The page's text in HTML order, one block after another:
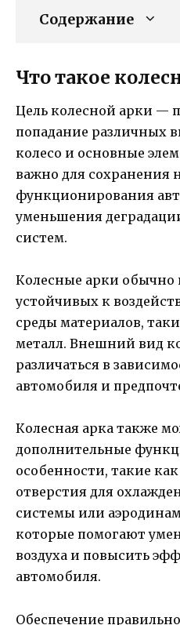
Содержание
Что такое
Цель колесной арки —
попадание различных
колесо и основные
важно для сохранения
функционирования
уменьшения
систем.
Колесные арки обычно
устойчивых к
среды материалов,
металл. Внешний вид
различаться в
автомобиля и
Колесная арка также
дополнительные
особенности, такие
отверстия для
системы или
которые помогают
воздуха и повысить
автомобиля.
Обеспечение